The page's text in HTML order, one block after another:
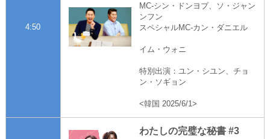
4:50
MC-シン・ドンヨプ、ソ・ジャン
ンフン
スペシャルMC-カン・ダニエル
イム・ウォニ
特別出演：ユン・シユン、チョ
ン・ソギョン
<韓国 2025/6/1>
わたしの完璧な秘書 #3